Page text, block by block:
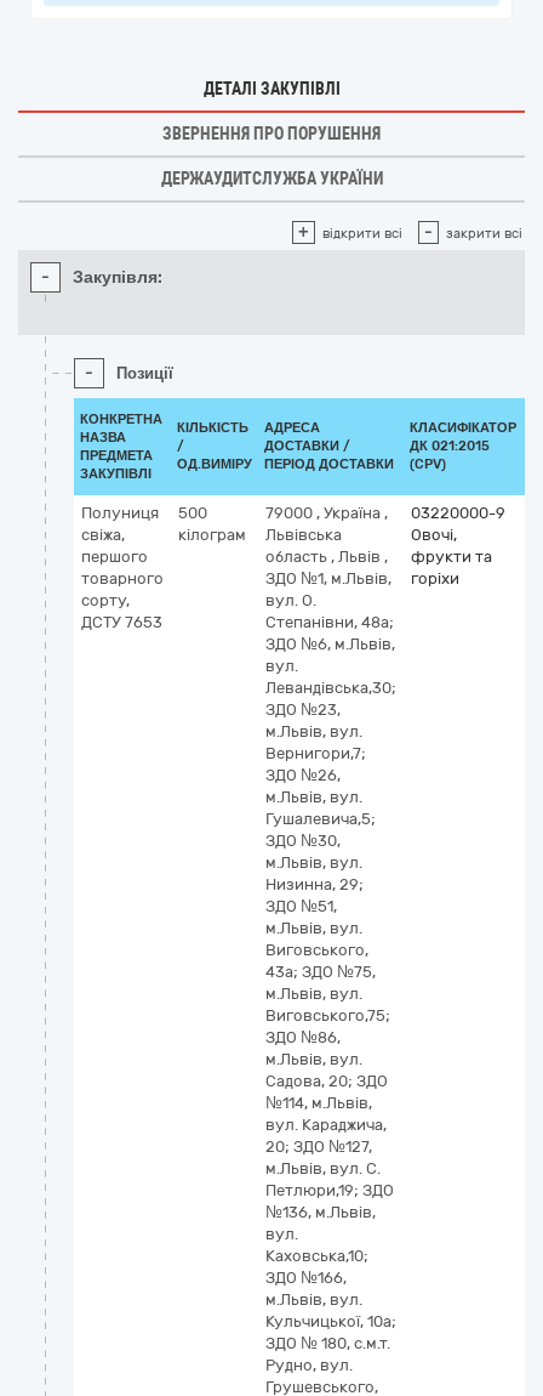
ДЕТАЛІ ЗАКУПІВЛІ
ЗВЕРНЕННЯ ПРО ПОРУШЕННЯ
ДЕРЖАУДИТСЛУЖБА УКРАЇНИ
+ відкрити всі - закрити всі
- Закупівля:
- Позиції
КОНКРЕТНА
НАЗВА
ПРЕДМЕТА
ЗАКУПІВЛІ
КІЛЬКІСТЬ
/
ОД.ВИМІРУ
АДРЕСА
ДОСТАВКИ /
ПЕРІОД ДОСТАВКИ
КЛАСИФІКАТОР
ДК 021:2015
(CPV)
Полуниця
свіжа,
першого
товарного
сорту,
ДСТУ 7653
500
кілограм
79000 , Україна ,
Львівська
область , Львів ,
ЗДО №1, м.Львів,
вул. О.
Степанівни, 48а;
ЗДО №6, м.Львів,
вул.
Левандівська,30;
ЗДО №23,
м.Львів, вул.
Вернигори,7;
ЗДО №26,
м.Львів, вул.
Гушалевича,5;
ЗДО №30,
м.Львів, вул.
Низинна, 29;
ЗДО №51,
м.Львів, вул.
Виговського,
43а; ЗДО №75,
м.Львів, вул.
Виговського,75;
ЗДО №86,
м.Львів, вул.
Садова, 20; ЗДО
№114, м.Львів,
вул. Караджича,
20; ЗДО №127,
м.Львів, вул. С.
Петлюри,19; ЗДО
№136, м.Львів,
вул.
Каховська,10;
ЗДО №166,
м.Львів, вул.
Кульчицької, 10а;
ЗДО № 180, с.м.т.
Рудно, вул.
Грушевського,
03220000-9
Овочі,
фрукти та
горіхи